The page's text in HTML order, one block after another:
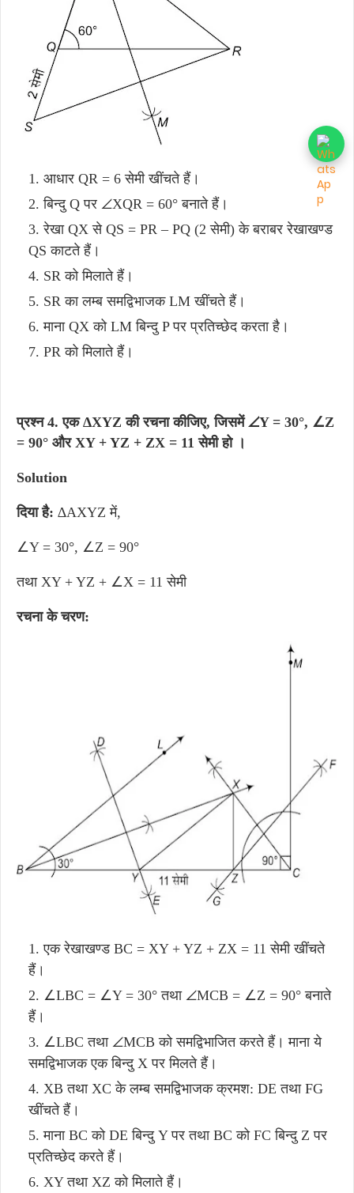
आधार QR = 6 सेमी खींचते हैं।
बिन्दु Q पर ∠XQR = 60° बनाते हैं।
रेखा QX से QS = PR – PQ (2 सेमी) के बराबर रेखाखण्ड
QS काटते हैं।
SR को मिलाते हैं।
SR का लम्ब समद्विभाजक LM खींचते हैं।
माना QX को LM बिन्दु P पर प्रतिच्छेद करता है।
PR को मिलाते हैं।
प्रश्न 4. एक ∆XYZ की रचना कीजिए, जिसमें ∠Y = 30°, ∠Z
= 90° और XY + YZ + ZX = 11 सेमी हो ।
Solution
दिया है: ∆AXYZ में,
∠Y = 30°, ∠Z = 90°
तथा XY + YZ + ∠X = 11 सेमी
रचना के चरण:
एक रेखाखण्ड BC = XY + YZ + ZX = 11 सेमी खींचते
हैं।
∠LBC = ∠Y = 30° तथा ∠MCB = ∠Z = 90° बनाते
हैं।
∠LBC तथा ∠MCB को समद्विभाजित करते हैं। माना ये
समद्विभाजक एक बिन्दु X पर मिलते हैं।
XB तथा XC के लम्ब समद्विभाजक क्रमश: DE तथा FG
खींचते हैं।
माना BC को DE बिन्दु Y पर तथा BC को FC बिन्दु Z पर
प्रतिच्छेद करते हैं।
XY तथा XZ को मिलाते हैं।